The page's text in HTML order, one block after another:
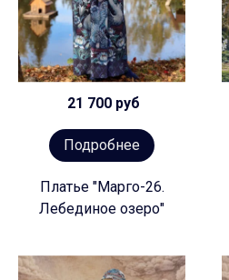
21 700 руб
Подробнее
Платье "Марго-26.
Лебединое озеро"